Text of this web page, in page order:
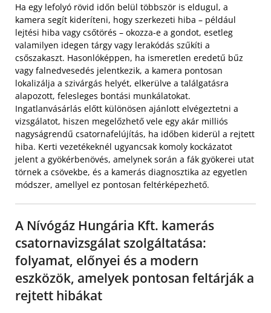
Ha egy lefolyó rövid időn belül többször is eldugul, a
kamera segít kideríteni, hogy szerkezeti hiba – például
lejtési hiba vagy csőtörés – okozza-e a gondot, esetleg
valamilyen idegen tárgy vagy lerakódás szűkíti a
csőszakaszt. Hasonlóképpen, ha ismeretlen eredetű bűz
vagy falnedvesedés jelentkezik, a kamera pontosan
lokalizálja a szivárgás helyét, elkerülve a találgatásra
alapozott, felesleges bontási munkálatokat.
Ingatlanvásárlás előtt különösen ajánlott elvégeztetni a
vizsgálatot, hiszen megelőzhető vele egy akár milliós
nagyságrendű csatornafelújítás, ha időben kiderül a rejtett
hiba. Kerti vezetékeknél ugyancsak komoly kockázatot
jelent a gyökérbenövés, amelynek során a fák gyökerei utat
törnek a csövekbe, és a kamerás diagnosztika az egyetlen
módszer, amellyel ez pontosan feltérképezhető.
A Nívógáz Hungária Kft. kamerás
csatornavizsgálat szolgáltatása:
folyamat, előnyei és a modern
eszközök, amelyek pontosan feltárják a
rejtett hibákat